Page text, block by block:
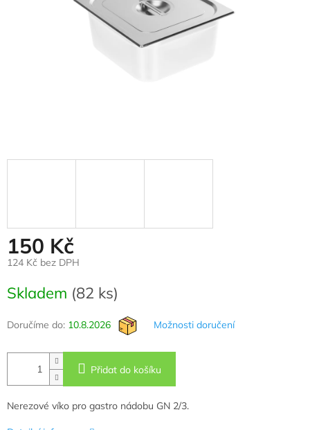
150 Kč
124 Kč bez DPH
cena:
Skladem (82 ks)
Doručíme do: 10.8.2026 Možnosti doručení
Přidat do košíku
Nerezové víko pro gastro nádobu GN 2/3.